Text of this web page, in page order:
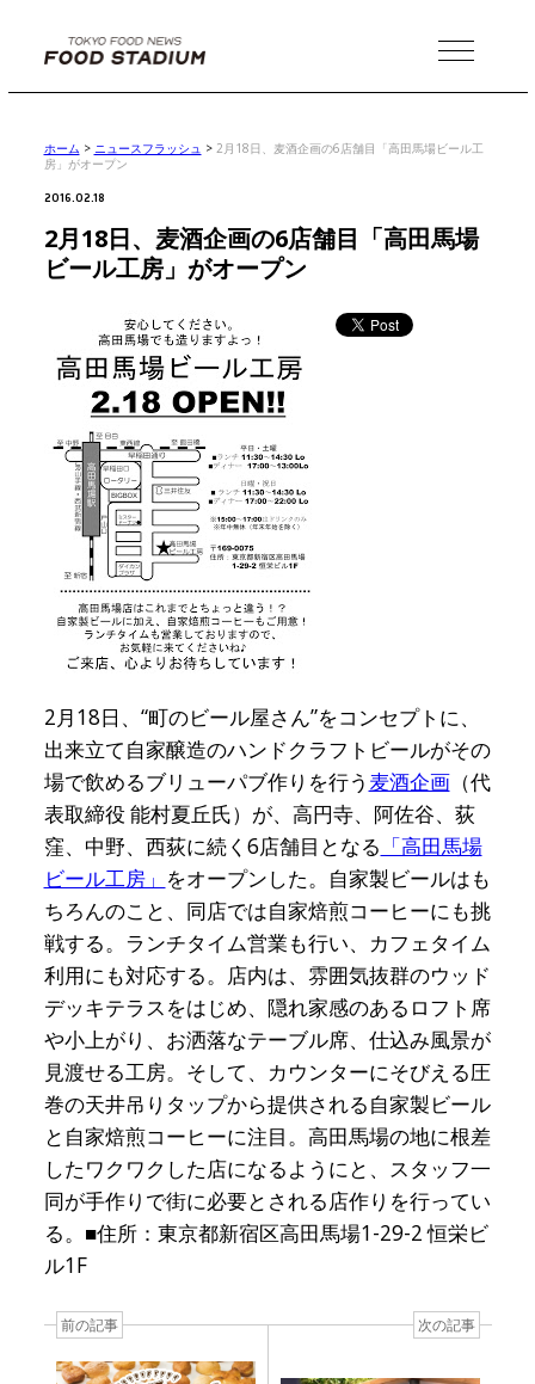
MENU
ホーム > ニュースフラッシュ > 2月18日、麦酒企画の6店舗目「高田馬場ビール工
房」がオープン
2016.02.18
2月18日、麦酒企画の6店舗目「高田馬場
ビール工房」がオープン
2月18日、“町のビール屋さん”をコンセプトに、
出来立て自家醸造のハンドクラフトビールがその
場で飲めるブリューパブ作りを行う 麦酒企画（代
表取締役 能村夏丘氏）が、高円寺、阿佐谷、荻
窪、中野、西荻に続く6店舗目となる 「高田馬場
ビール工房」 をオープンした。自家製ビールはも
ちろんのこと、同店では自家焙煎コーヒーにも挑
戦する。ランチタイム営業も行い、カフェタイム
利用にも対応する。店内は、雰囲気抜群のウッド
デッキテラスをはじめ、隠れ家感のあるロフト席
や小上がり、お洒落なテーブル席、仕込み風景が
見渡せる工房。そして、カウンターにそびえる圧
巻の天井吊りタップから提供される自家製ビール
と自家焙煎コーヒーに注目。高田馬場の地に根差
したワクワクした店になるようにと、スタッフ一
同が手作りで街に必要とされる店作りを行ってい
る。■住所：東京都新宿区高田馬場1-29-2 恒栄ビ
ル1F
前の記事 次の記事